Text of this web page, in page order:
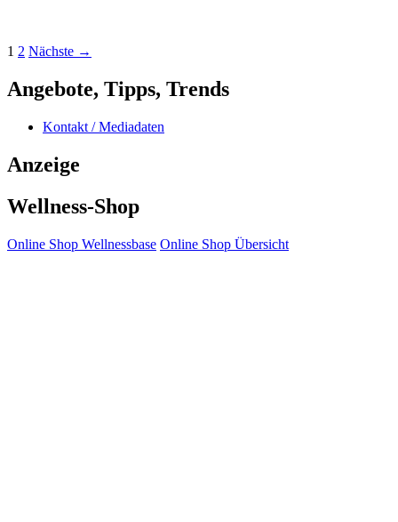
Beitragsnavigation
1 2 Nächste →
Angebote, Tipps, Trends
Kontakt / Mediadaten
Anzeige
Wellness-Shop
Online Shop Wellnessbase Online Shop Übersicht